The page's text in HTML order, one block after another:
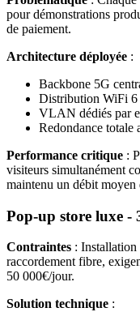
pour démonstrations
de paiement.
Architecture déployée :
Backbone 5G
Distribution WiFi 6
VLAN dédiés par
Redondance totale
Performance critique :
visiteurs simultanément
maintenu un débit
Pop-up store luxe -
Contraintes :
raccordement fibre,
50 000€/jour.
Solution technique :